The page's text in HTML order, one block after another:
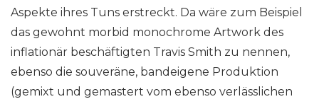
Aspekte ihres Tuns erstreckt. Da wäre zum Beispiel
das gewohnt morbid monochrome Artwork des
inflationär beschäftigten Travis Smith zu nennen,
ebenso die souveräne, bandeigene Produktion
(gemixt und gemastert vom ebenso verlässlichen